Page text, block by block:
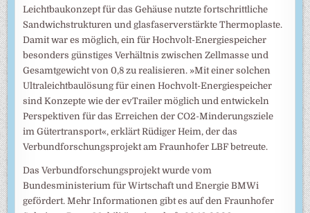
Leichtbaukonzept für das Gehäuse nutzte fortschrittliche
Sandwichstrukturen und glasfaserverstärkte Thermoplaste.
Damit war es möglich, ein für Hochvolt-Energiespeicher
besonders günstiges Verhältnis zwischen Zellmasse und
Gesamtgewicht von 0,8 zu realisieren. »Mit einer solchen
Ultraleichtbaulösung für einen Hochvolt-Energiespeicher
sind Konzepte wie der evTrailer möglich und entwickeln
Perspektiven für das Erreichen der CO2-Minderungsziele
im Gütertransport«, erklärt Rüdiger Heim, der das
Verbundforschungsprojekt am Fraunhofer LBF betreute.
Das Verbundforschungsprojekt wurde vom
Bundesministerium für Wirtschaft und Energie BMWi
gefördert. Mehr Informationen gibt es auf den Fraunhofer